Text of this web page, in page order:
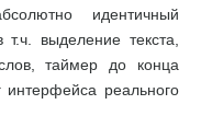
идентичный
выделение текста,
таймер до конца
реального